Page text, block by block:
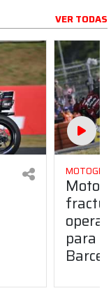
VER TODAS
MOTOGP
para